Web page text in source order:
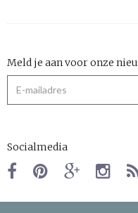
Meld je aan voor onze
Socialmedia